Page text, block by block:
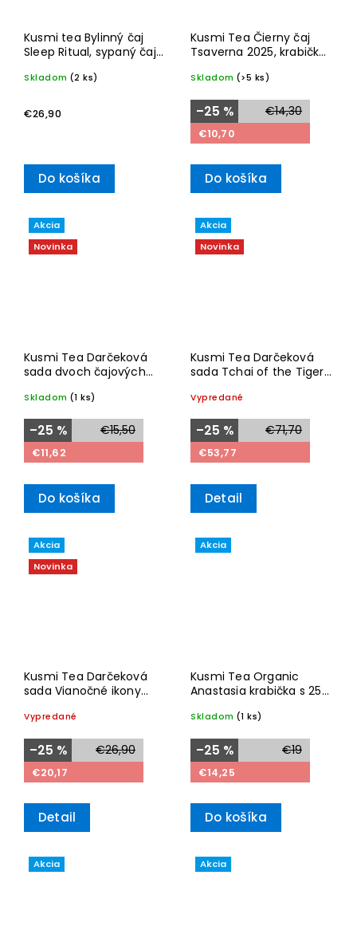
Kusmi tea Bylinný čaj
Sleep Ritual, sypaný čaj v
Skladom (2 ks)
€26,90
Do košíka
Kusmi Tea Čierny čaj
Tsaverna 2025, krabička
Skladom (>5 ks)
€14,30
–25 %
€10,70
Do košíka
Akcia
Novinka
Kusmi Tea Darčeková
sada dvoch čajových
Tsaverna 2025 45g
Skladom (1 ks)
€15,50
–25 %
€11,62
Do košíka
Akcia
Novinka
Kusmi Tea Darčeková
sada Tchai of the Tiger:
termofľaša 0,5l
Vypredané
€71,70
–25 %
€53,77
Detail
Akcia
Novinka
Kusmi Tea Darčeková
sada Vianočné ikony
vrecúškami
Vypredané
€26,90
–25 %
€20,17
Detail
Akcia
Kusmi Tea Organic
Anastasia krabička s 25
Skladom (1 ks)
€19
–25 %
€14,25
Do košíka
Akcia Akcia